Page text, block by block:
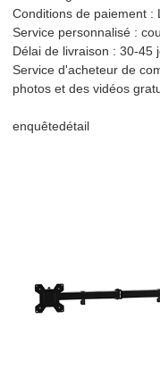
Conditions de paiement :
Service personnalisé :
Délai de livraison : 30-45
Service d'acheteur de
photos et des vidéos
enquêtedétail